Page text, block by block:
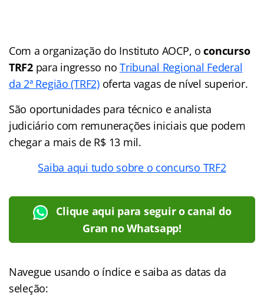
Com a organização do Instituto AOCP, oconcurso
TRF2para ingresso noTribunal Regional Federal
da 2ª Região (TRF2)oferta vagas de nível superior.
São oportunidades para técnico e analista
judiciário com remunerações iniciais que podem
chegar a mais de R$ 13 mil.
Saiba aqui tudo sobre o concurso TRF2
Clique aqui para seguir o canal do
Gran no Whatsapp!
Navegue usando o índice e saiba as datas da
seleção: